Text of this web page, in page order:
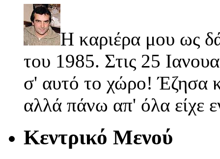
Η καριέρα μου ως
του 1985. Στις 25
σ' αυτό το χώρο! Έζησα
αλλά πάνω απ' όλα είχε
Κεντρικό Μενού